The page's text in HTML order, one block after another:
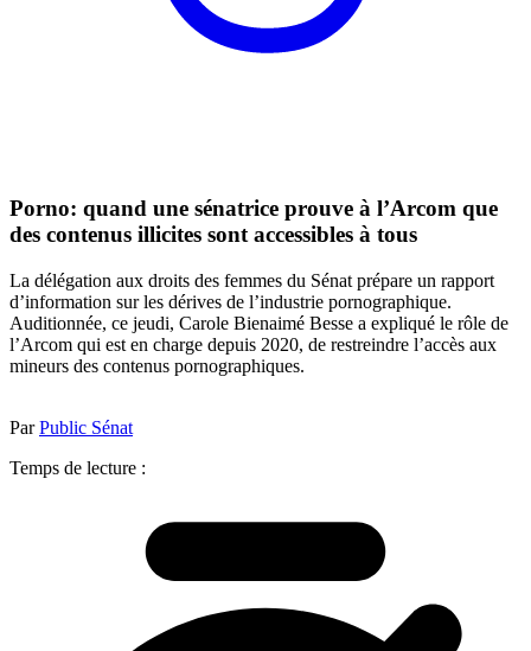
Porno: quand une sénatrice prouve à l’Arcom que
des contenus illicites sont accessibles à tous
La délégation aux droits des femmes du Sénat prépare un rapport
d’information sur les dérives de l’industrie pornographique.
Auditionnée, ce jeudi, Carole Bienaimé Besse a expliqué le rôle de
l’Arcom qui est en charge depuis 2020, de restreindre l’accès aux
mineurs des contenus pornographiques.
ParPublic Sénat
Temps de lecture :